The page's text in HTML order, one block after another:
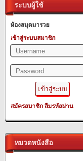
ระบบผู้ใช้
ห้องสมุดมารวย
เข้าสู่ระบบสมาชิก
สมัครสมาชิก ลืมรหัสผ่าน
หมวดหนังสือ